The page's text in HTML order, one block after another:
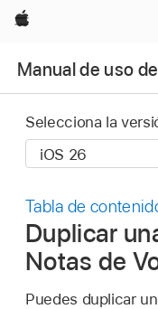
Apple
Manual de uso
Selecciona la
Tabla de
Duplicar
Notas de
Puedes duplicar